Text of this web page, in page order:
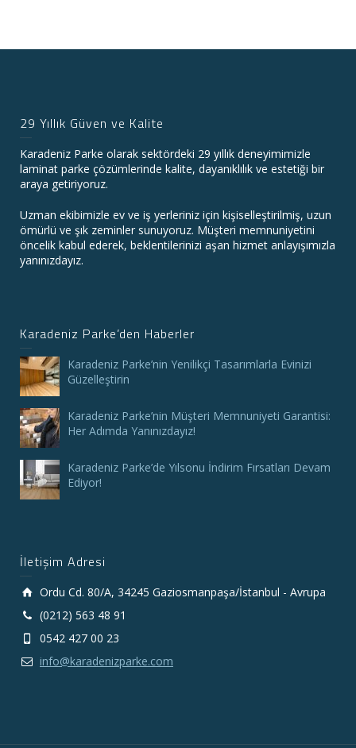
29 Yıllık Güven ve Kalite
Karadeniz Parke olarak sektördeki 29 yıllık deneyimimizle
laminat parke çözümlerinde kalite, dayanıklılık ve estetiği bir
araya getiriyoruz.
Uzman ekibimizle ev ve iş yerleriniz için kişiselleştirilmiş, uzun
ömürlü ve şık zeminler sunuyoruz. Müşteri memnuniyetini
öncelik kabul ederek, beklentilerinizi aşan hizmet anlayışımızla
yanınızdayız.
Karadeniz Parke’den Haberler
Karadeniz Parke’nin Yenilikçi Tasarımlarla Evinizi
Güzelleştirin
Karadeniz Parke’nin Müşteri Memnuniyeti Garantisi:
Her Adımda Yanınızdayız!
Karadeniz Parke’de Yılsonu İndirim Fırsatları Devam
Ediyor!
İletişim Adresi
Ordu Cd. 80/A, 34245 Gaziosmanpaşa/İstanbul - Avrupa
(0212) 563 48 91
0542 427 00 23
info@karadenizparke.com